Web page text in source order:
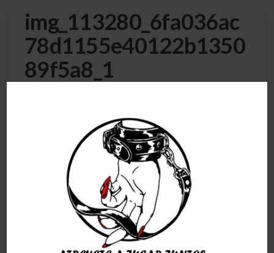
img_113280_6fa036ac
78d1155e40122b1350
89f5a8_1